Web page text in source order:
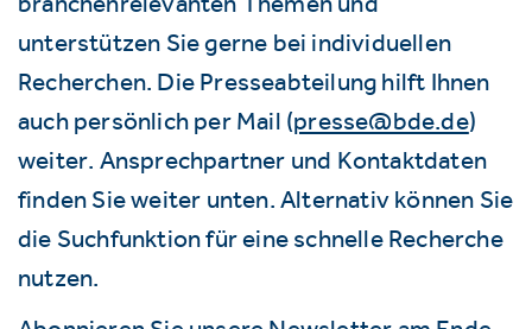
unterstützen Sie gerne bei individuellen
Recherchen. Die Presseabteilung hilft Ihnen
auch persönlich per Mail (presse@bde.de)
weiter. Ansprechpartner und Kontaktdaten
finden Sie weiter unten. Alternativ können Sie
die Suchfunktion für eine schnelle Recherche
nutzen.